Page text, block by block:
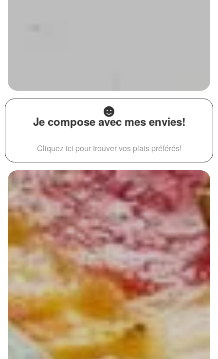
Je compose avec mes envies!
Cliquez ici pour trouver vos plats préférés!